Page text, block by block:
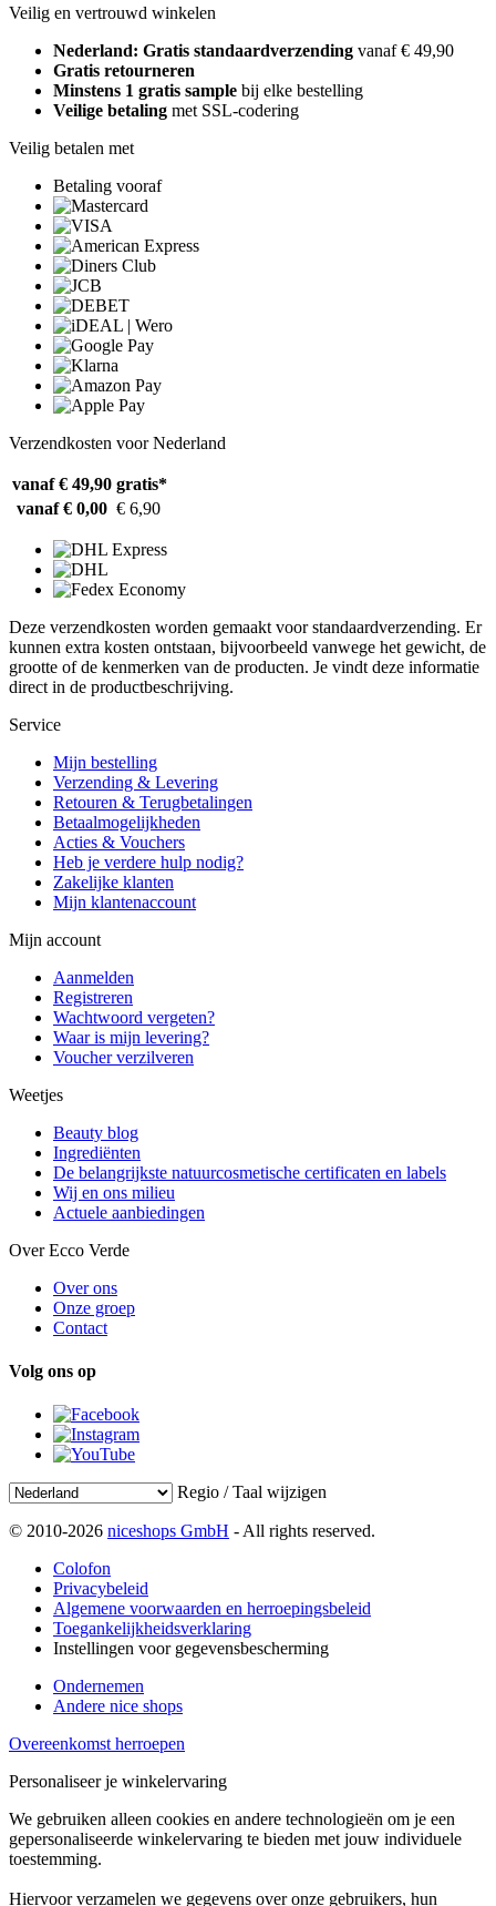
Veilig en vertrouwd winkelen
Nederland: Gratis standaardverzending vanaf € 49,90
Gratis retourneren
Minstens 1 gratis sample bij elke bestelling
Veilige betaling met SSL-codering
Veilig betalen met
Betaling vooraf
Verzendkosten voor Nederland
vanaf € 49,90 gratis*
vanaf € 0,00 € 6,90
Deze verzendkosten worden gemaakt voor standaardverzending. Er
kunnen extra kosten ontstaan, bijvoorbeeld vanwege het gewicht, de
grootte of de kenmerken van de producten. Je vindt deze informatie
direct in de productbeschrijving.
Service
Mijn bestelling
Verzending & Levering
Retouren & Terugbetalingen
Betaalmogelijkheden
Acties & Vouchers
Heb je verdere hulp nodig?
Zakelijke klanten
Mijn klantenaccount
Mijn account
Aanmelden
Registreren
Wachtwoord vergeten?
Waar is mijn levering?
Voucher verzilveren
Weetjes
Beauty blog
Ingrediënten
De belangrijkste natuurcosmetische certificaten en labels
Wij en ons milieu
Actuele aanbiedingen
Over Ecco Verde
Over ons
Onze groep
Contact
Volg ons op
Regio / Taal wijzigen
© 2010-2026 niceshops GmbH - All rights reserved.
Colofon
Privacybeleid
Algemene voorwaarden en herroepingsbeleid
Toegankelijkheidsverklaring
Instellingen voor gegevensbescherming
Ondernemen
Andere nice shops
Overeenkomst herroepen
Personaliseer je winkelervaring
We gebruiken alleen cookies en andere technologieën om je een
gepersonaliseerde winkelervaring te bieden met jouw individuele
toestemming.
Hiervoor verzamelen we gegevens over onze gebruikers, hun